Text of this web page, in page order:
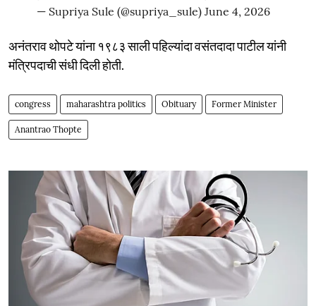
— Supriya Sule (@supriya_sule) June 4, 2026
अनंतराव थोपटे यांना १९८३ साली पहिल्यांदा वसंतदादा पाटील यांनी
मंत्रिपदाची संधी दिली होती.
congress maharashtra politics Obituary Former Minister
Anantrao Thopte